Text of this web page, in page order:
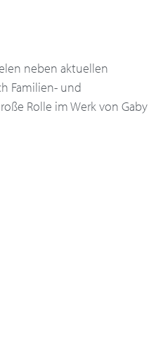
neben aktuellen
Familien- und
Rolle im Werk von Gaby